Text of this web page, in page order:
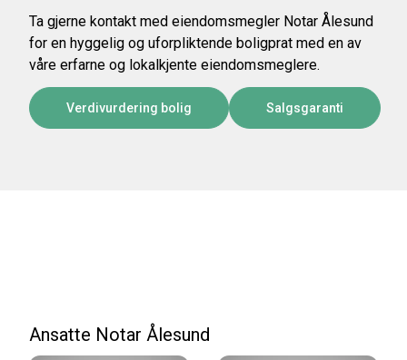
Ta gjerne kontakt med eiendomsmegler Notar Ålesund
for en hyggelig og uforpliktende boligprat med en av
våre erfarne og lokalkjente eiendomsmeglere.
Verdivurdering bolig Salgsgaranti
Ansatte Notar Ålesund